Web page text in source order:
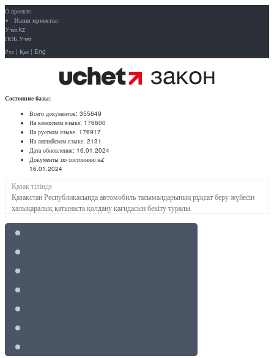
О проекте
Наши проекты:
Учёт.kz
ПОБ.Учёт
Рус | Қаз | Eng
Состояние базы:
Всего документов: 355649
На казахском языке: 176600
На русском языке: 176917
На английском языке: 2131
Дата обновления: 16.01.2024
Документы по состоянию на:
16.01.2024
Қазақ тілінде
Қазақстан Республикасында автомобиль тасымалдарының рұқсат беру жүйесін
халықаралық қатынаста қолдану қағидасын бекіту туралы